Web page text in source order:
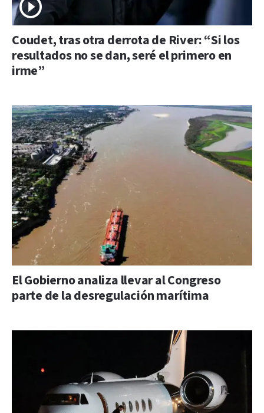
Coudet, tras otra derrota de River: “Si los
resultados no se dan, seré el primero en
irme”
El Gobierno analiza llevar al Congreso
parte de la desregulación marítima